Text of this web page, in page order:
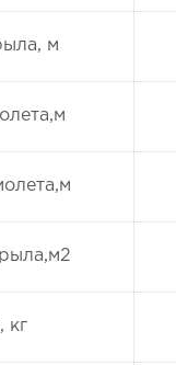
м
кг